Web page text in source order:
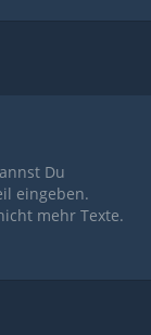
Du
eingeben.
mehr Texte.